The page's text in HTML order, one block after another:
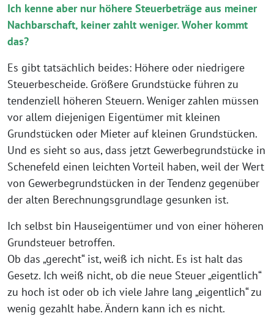
Ich kenne aber nur höhere Steuerbeträge aus meiner
Nachbarschaft, keiner zahlt weniger. Woher kommt
das?
Es gibt tatsächlich beides: Höhere oder niedrigere
Steuerbescheide. Größere Grundstücke führen zu
tendenziell höheren Steuern. Weniger zahlen müssen
vor allem diejenigen Eigentümer mit kleinen
Grundstücken oder Mieter auf kleinen Grundstücken.
Und es sieht so aus, dass jetzt Gewerbegrundstücke in
Schenefeld einen leichten Vorteil haben, weil der Wert
von Gewerbegrundstücken in der Tendenz gegenüber
der alten Berechnungsgrundlage gesunken ist.
Ich selbst bin Hauseigentümer und von einer höheren
Grundsteuer betroffen.
Ob das „gerecht“ ist, weiß ich nicht. Es ist halt das
Gesetz. Ich weiß nicht, ob die neue Steuer „eigentlich“
zu hoch ist oder ob ich viele Jahre lang „eigentlich“ zu
wenig gezahlt habe. Ändern kann ich es nicht.